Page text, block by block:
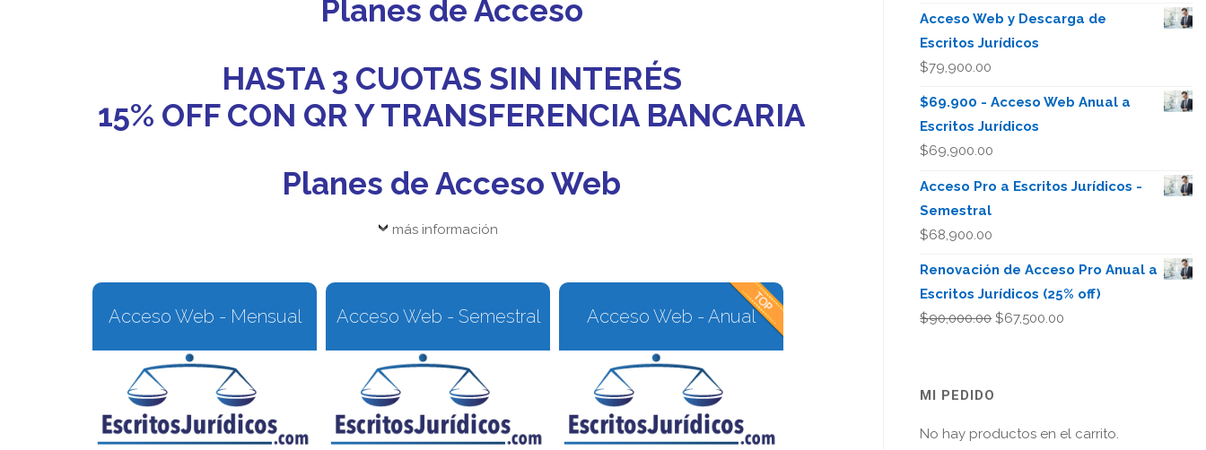
Planes de Acceso
HASTA 3 CUOTAS SIN INTERÉS
15% OFF CON QR Y TRANSFERENCIA BANCARIA
Planes de Acceso Web
más información
Acceso Web - Mensual Acceso Web - Semestral Acceso Web - Anual
Acceso Web y Descarga de
Escritos Jurídicos
$79,900.00
$69.900 - Acceso Web Anual a
Escritos Jurídicos
$69,900.00
Acceso Pro a Escritos Jurídicos -
Semestral
$68,900.00
Renovación de Acceso Pro Anual a
Escritos Jurídicos (25% off)
$90,000.00 El
$67,500.00
MI PEDIDO
No hay productos en el carrito.